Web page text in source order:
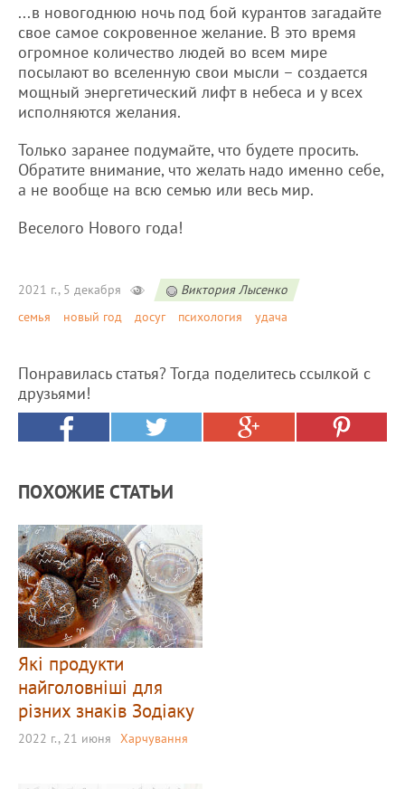
...в новогоднюю ночь под бой курантов загадайте
свое самое сокровенное желание. В это время
огромное количество людей во всем мире
посылают во вселенную свои мысли – создается
мощный энергетический лифт в небеса и у всех
исполняются желания.
Только заранее подумайте, что будете просить.
Обратите внимание, что желать надо именно себе,
а не вообще на всю семью или весь мир.
Веселого Нового года!
2021 г., 5 декабря
Виктория Лысенко
семья
новый год досуг психология удача
Понравилась статья? Тогда поделитесь ссылкой с
друзьями!
ПОХОЖИЕ СТАТЬИ
Які продукти
найголовніші для
різних знаків Зодіаку
2022 г., 21 июня Харчування